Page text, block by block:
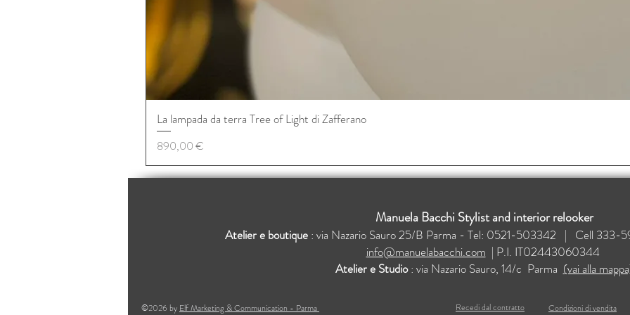
La lampada da terra Tree of Light di Zafferano
Prezzo
890,00 €
Manuela Bacchi Stylist and interior relooker
Atelier e boutique : via Nazario Sauro 25/B Parma - Tel: 0521-503342 | Cell 333-
info@manuelabacchi.com | P.I. IT02443060344
Atelier e Studio: via Nazario Sauro, 14/c Parma (vai alla
©2026 by Elf Marketing & Communication - Parma Recedi dal contratto Condizioni di vendita